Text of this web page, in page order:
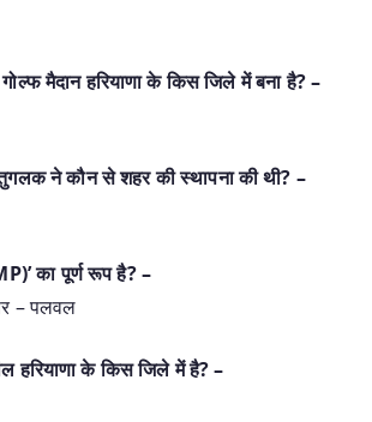
मैदान हरियाणा के किस जिले में बना है? –
ने कौन से शहर की स्थापना की थी? –
का पूर्ण रूप है? –
– पलवल
हरियाणा के किस जिले में है? –